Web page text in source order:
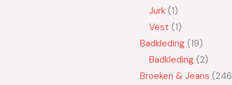
Jurk 1
Vest 1
Badkleding 19
Badkleding 2
Broeken & Jeans 246